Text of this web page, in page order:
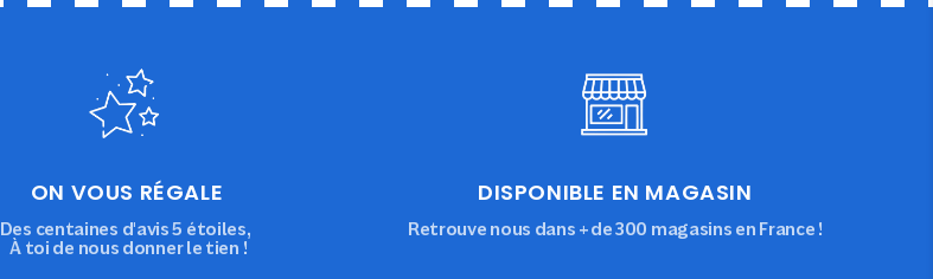
ON VOUS RÉGALE
Des centaines d'avis 5 étoiles,
À toi de nous donner le tien !
DISPONIBLE EN MAGASIN
Retrouve nous dans +de 300 magasins en France !